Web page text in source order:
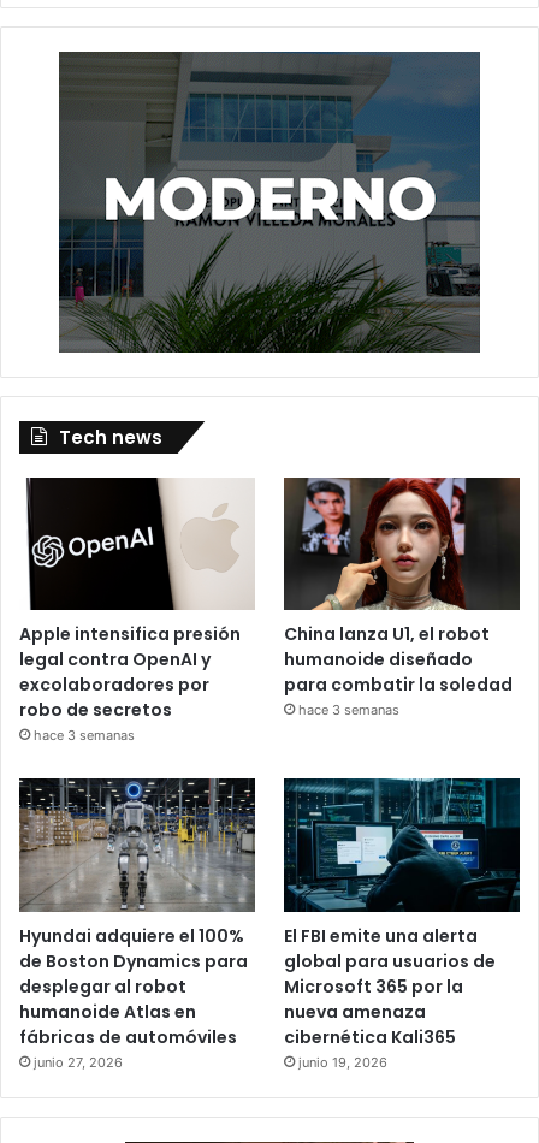
Tech news
Apple intensifica presión
legal contra OpenAI y
excolaboradores por
robo de secretos
hace 3 semanas
China lanza U1, el robot
humanoide diseñado
para combatir la soledad
hace 3 semanas
Hyundai adquiere el 100%
de Boston Dynamics para
desplegar al robot
humanoide Atlas en
fábricas de automóviles
junio 27, 2026
El FBI emite una alerta
global para usuarios de
Microsoft 365 por la
nueva amenaza
cibernética Kali365
junio 19, 2026